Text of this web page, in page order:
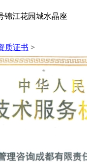
锦江花园城水晶座
质证书 >